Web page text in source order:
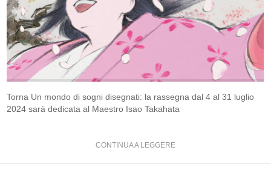
Torna Un mondo di sogni disegnati: la rassegna dal 4 al 31 luglio
2024 sarà dedicata al Maestro Isao Takahata
CONTINUA A LEGGERE